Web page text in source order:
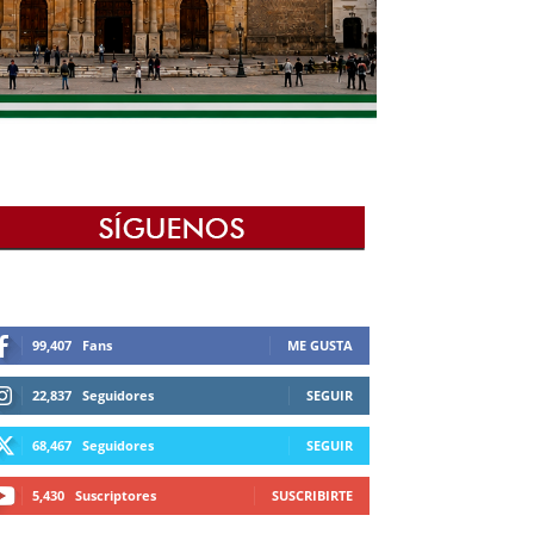
99,407 Fans ME GUSTA
22,837 Seguidores SEGUIR
68,467 Seguidores SEGUIR
5,430 Suscriptores SUSCRIBIRTE